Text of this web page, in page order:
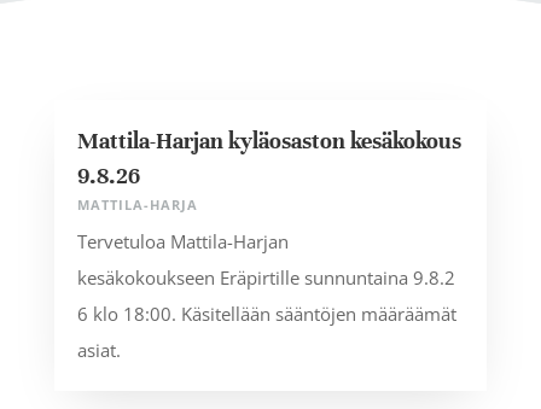
Mattila-Harjan kyläosaston kesäkokous
9.8.26
MATTILA-HARJA
Tervetuloa Mattila-Harjan
kesäkokoukseen Eräpirtille sunnuntaina 9.8.2
6 klo 18:00. Käsitellään sääntöjen määräämät
asiat.